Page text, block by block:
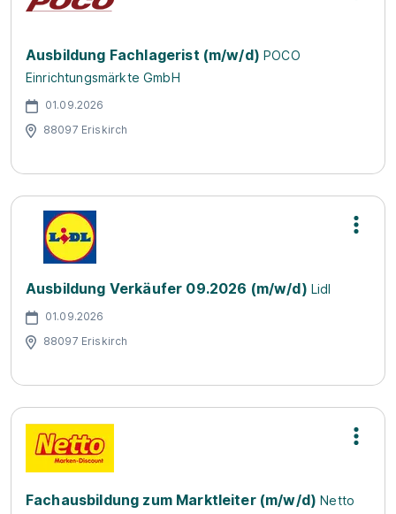
Ausbildung Fachlagerist (m/w/d) POCO
Einrichtungsmärkte GmbH
01.09.2026
88097 Eriskirch
Ausbildung Verkäufer 09.2026 (m/w/d) Lidl
01.09.2026
88097 Eriskirch
Fachausbildung zum Marktleiter (m/w/d) Netto